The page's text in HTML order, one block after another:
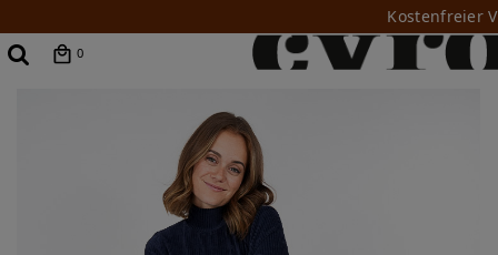
Kostenfreier
0